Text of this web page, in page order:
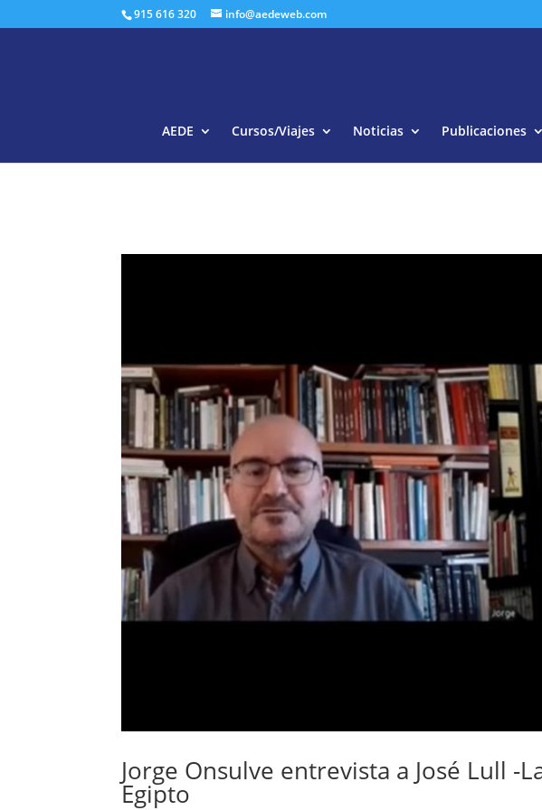
915 616 320 info@aedeweb.com
AEDE Cursos/Viajes Noticias Publicaciones
Jorge Onsulve entrevista a José Lull -
Egipto